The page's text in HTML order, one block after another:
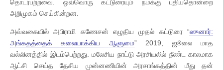
தொடர்பற்றவை. ஒவ்வொரு கட்டுரையும் நமக்கு புதியதொன்றை
அறிமுகம் செய்கின்றன.
அவ்வகையில் அபிராமி கணேசன் எழுதிய முதல் கட்டுரை “ஸுனார்:
அங்கதத்தைக் கலையாக்கிய ஆளுமை” 2019, ஜூலை மாத
வல்லினத்தில் இடம்பெற்றது. மலேசிய நாட்டு அரசியலில் நீண்ட காலமாக
ஆட்சி செய்த தேசிய முன்னணியின் அரசாங்கத்தின் மீது தன்